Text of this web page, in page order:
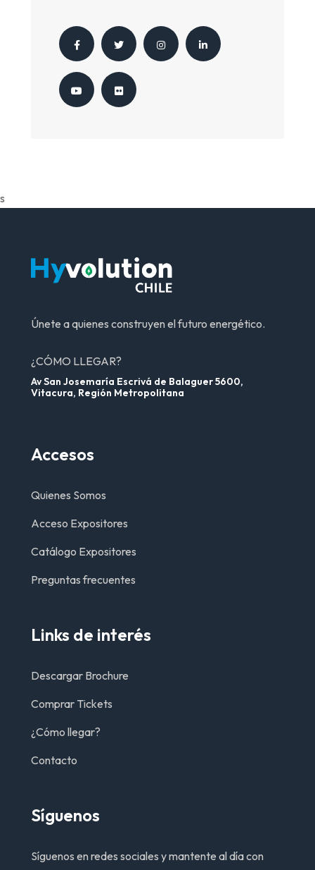
s
Únete a quienes construyen el futuro energético.
¿CÓMO LLEGAR?
Av San Josemaría Escrivá de Balaguer 5600,
Vitacura, Región Metropolitana
Accesos
Quienes Somos
Acceso Expositores
Catálogo Expositores
Preguntas frecuentes
Links de interés
Descargar Brochure
Comprar Tickets
¿Cómo llegar?
Contacto
Síguenos
Síguenos en redes sociales y mantente al día con